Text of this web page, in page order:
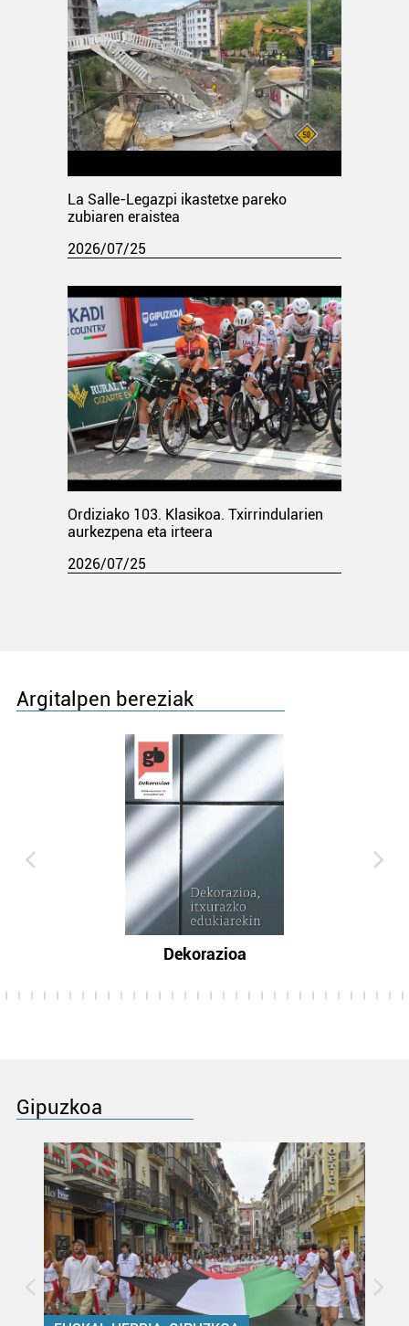
La Salle-Legazpi ikastetxe pareko
zubiaren eraistea
2026/07/25
Ordiziako 103. Klasikoa. Txirrindularien
aurkezpena eta irteera
2026/07/25
Argitalpen bereziak
Dekorazioa
Gipuzkoa